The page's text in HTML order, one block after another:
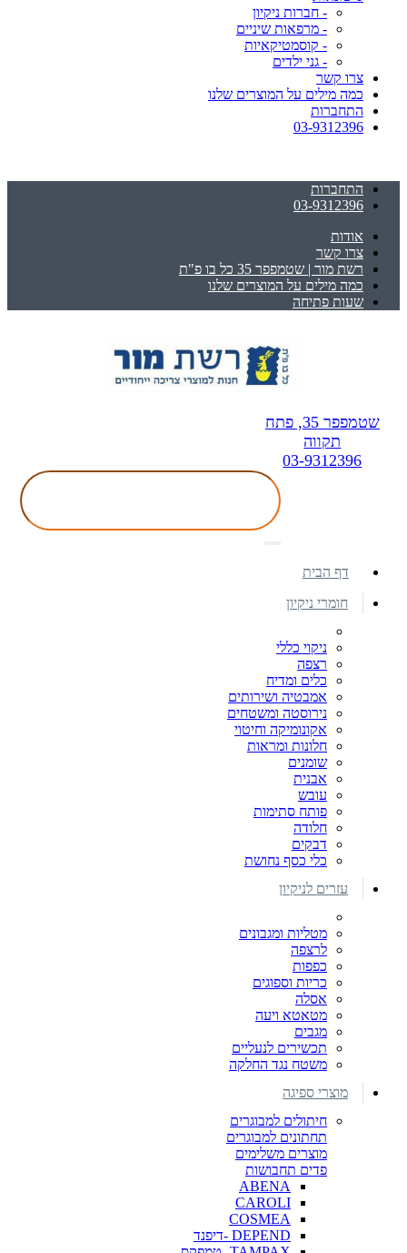
- חברות ניקיון
- מרפאות שיניים
- קוסמטיקאיות
- גני ילדים
צרו קשר
כמה מילים על המוצרים שלנו
התחברות
03-9312396
התחברות
03-9312396
אודות
צרו קשר
רשת מור | שטמפפר 35 כל בו פ"ת
כמה מילים על המוצרים שלנו
שעות פתיחה
שטמפפר 35, פתח
תקווה
03-9312396
דף הבית
חומרי ניקיון
ניקוי כללי
רצפה
כלים ומדיח
אמבטיה ושירותים
נירוסטה ומשטחים
אקונומיקה וחיטוי
חלונות ומראות
שומנים
אבנית
עובש
פותח סתימות
חלודה
דבקים
כלי כסף נחושת
עזרים לניקיון
מטליות ומגבונים
לרצפה
כפפות
כריות וספוגים
אסלה
מטאטא ויעה
מגבים
תכשירים לנעליים
משטח נגד החלקה
מוצרי ספיגה
חיתולים למבוגרים
תחתונים למבוגרים
מוצרים משלימים
פדים תחבושות
ABENA
CAROLI
COSMEA
DEPEND -דיפנד